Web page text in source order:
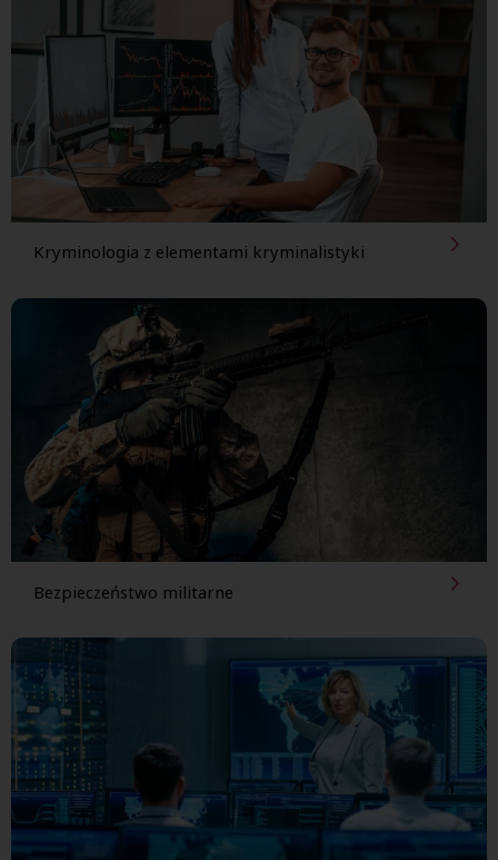
Kryminologia z elementami kryminalistyki
Bezpieczeństwo militarne